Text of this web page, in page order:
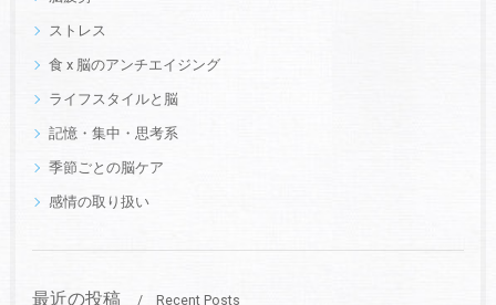
ストレス
食 x 脳のアンチエイジング
ライフスタイルと脳
記憶・集中・思考系
季節ごとの脳ケア
感情の取り扱い
最近の投稿 Recent Posts